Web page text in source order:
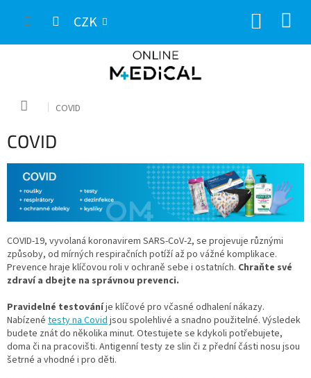
CZK
Domů COVID
COVID
COVID-19, vyvolaná koronavirem SARS-CoV-2, se projevuje různými
způsoby, od mírných respiračních potíží až po vážné komplikace.
Prevence hraje klíčovou roli v ochraně sebe i ostatních. Chraňte své
zdraví a dbejte na správnou prevenci.
Pravidelné testováníje klíčové pro včasné odhalení nákazy.
Nabízené testy na Covid jsou spolehlivé a snadno použitelné. Výsledek
budete znát do několika minut. Otestujete se kdykoli potřebujete,
doma či na pracovišti. Antigenní testy ze slin či z přední části nosu jsou
šetrné a vhodné i pro děti.